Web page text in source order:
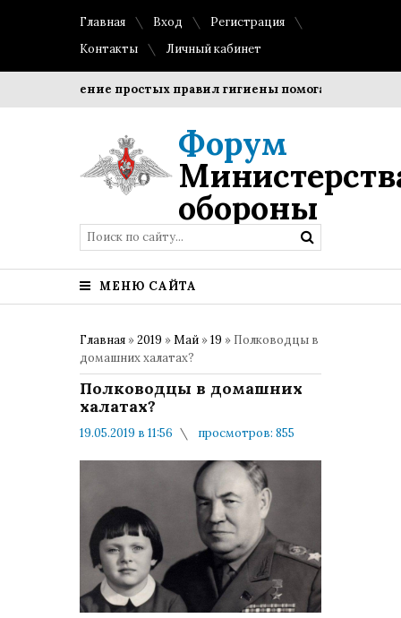
Главная Вход
Регистрация
Контакты
Личный кабинет
Соблюдение простых правил гигиены помогает сохранить
Форум
обороны
МЕНЮ САЙТА
Главная »2019 »Май »19 » Полководцы в
домашних халатах?
Полководцы в домашних
халатах?
19.05.2019 в 11:56
просмотров: 855
Армейские Воспоминания